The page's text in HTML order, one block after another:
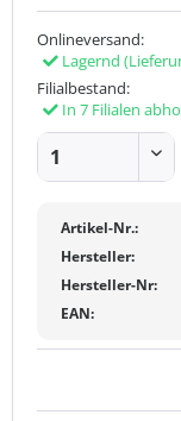
Onlineversand:
Lagernd
Filialbestand:
In 7 Filialen
Artikel-Nr.:
Hersteller:
Hersteller-Nr:
EAN: